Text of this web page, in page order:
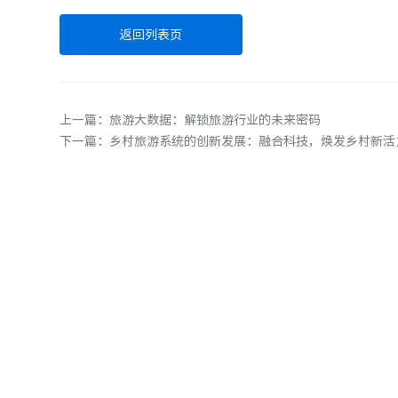
返回列表页
上一篇：旅游大数据：解锁旅游行业的未来密码
下一篇：乡村旅游系统的创新发展：融合科技，焕发乡村新活